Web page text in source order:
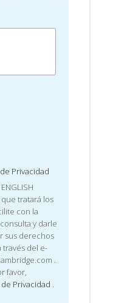
Privacidad
que tratará los
con la
y darle
sus derechos
del e-
.
favor,
Privacidad .